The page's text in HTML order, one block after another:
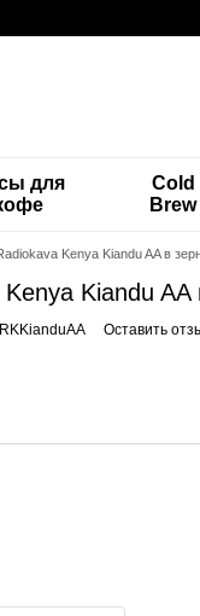
для
Cold
Brew
Kenya Kiandu AA в
Kiandu AA
Оставить